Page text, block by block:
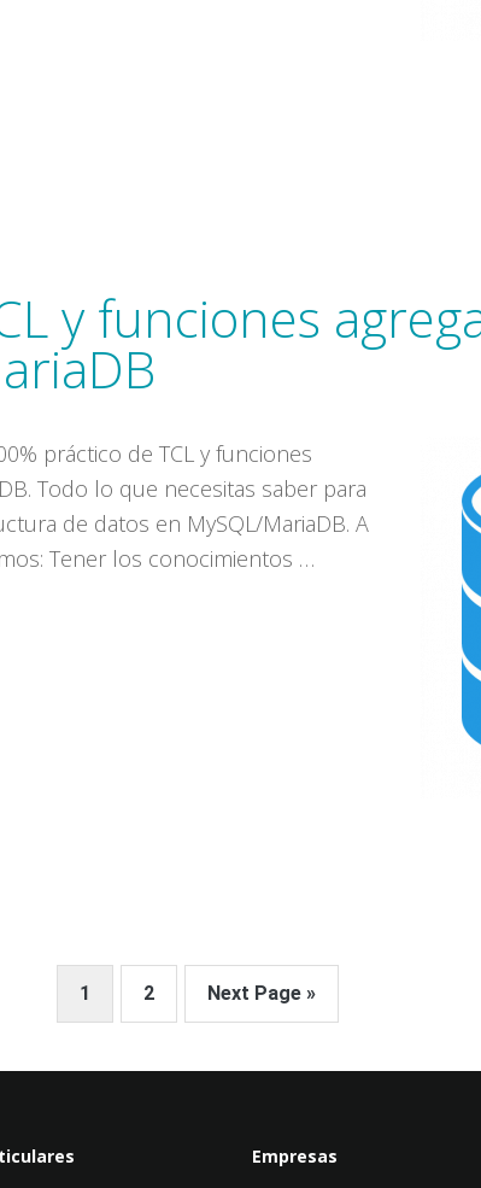
y funciones
práctico de TCL y funciones
Todo lo que necesitas saber para
de datos en MySQL/MariaDB. A
Tener los conocimientos …
Page
1 Page
2 Next Page »
Empresas